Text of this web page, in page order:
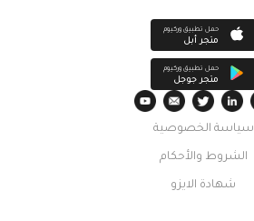
حمل تطبيق وركيوم
متجر أبل
حمل تطبيق وركيوم
متجر جوجل
سياسة الخصوصية
الشروط والأحكام
شهادة الايزو